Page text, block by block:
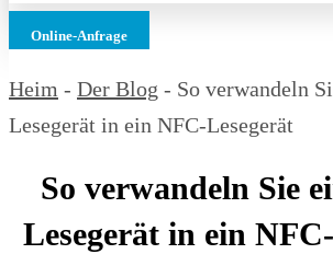
Online-Anfrage
Heim - Der Blog - So verwandeln
Lesegerät in ein NFC-Lesegerät
So verwandeln Sie
Lesegerät in ein